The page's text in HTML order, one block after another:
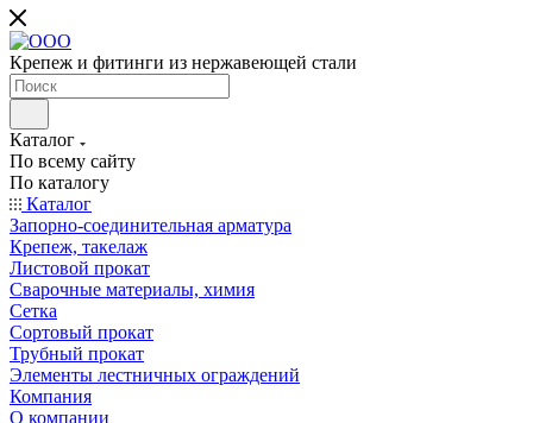
Крепеж и фитинги из нержавеющей стали
Каталог
По всему сайту
По каталогу
Каталог
Запорно-соединительная арматура
Крепеж, такелаж
Листовой прокат
Сварочные материалы, химия
Сетка
Сортовый прокат
Трубный прокат
Элементы лестничных ограждений
Компания
О компании